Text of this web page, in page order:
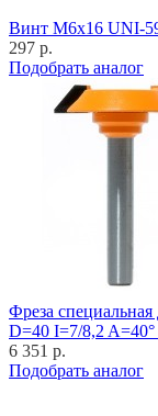
Винт M6x16 UNI-
297 р.
Подобрать аналог
Фреза
D=40 I=7/8,2
6 351 р.
Подобрать аналог